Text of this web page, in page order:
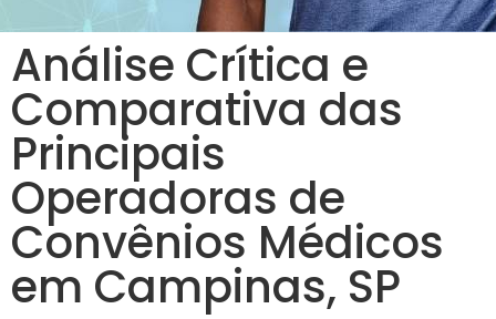
Análise Crítica e
Comparativa das
Principais
Operadoras de
Convênios Médicos
em Campinas, SP